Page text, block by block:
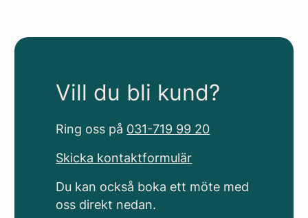
Vill du bli kund?
Ring oss på 031-719 99 20
Skicka kontaktformulär
Du kan också boka ett möte med
oss direkt nedan.